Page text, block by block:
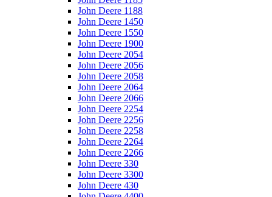
John Deere 1188
John Deere 1450
John Deere 1550
John Deere 1900
John Deere 2054
John Deere 2056
John Deere 2058
John Deere 2064
John Deere 2066
John Deere 2254
John Deere 2256
John Deere 2258
John Deere 2264
John Deere 2266
John Deere 330
John Deere 3300
John Deere 430